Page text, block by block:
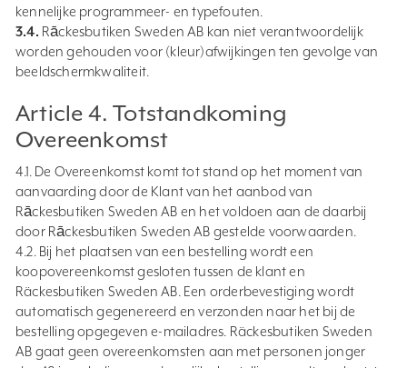
kennelijke programmeer- en typefouten.
3.4. Rāckesbutiken Sweden AB kan niet verantwoordelijk
worden gehouden voor (kleur)afwijkingen ten gevolge van
beeldschermkwaliteit.
Article 4. Totstandkoming
Overeenkomst
4.1. De Overeenkomst komt tot stand op het moment van
aanvaarding door de Klant van het aanbod van
Rāckesbutiken Sweden AB en het voldoen aan de daarbij
door Rāckesbutiken Sweden AB gestelde voorwaarden.
4.2. Bij het plaatsen van een bestelling wordt een
koopovereenkomst gesloten tussen de klant en
Räckesbutiken Sweden AB. Een orderbevestiging wordt
automatisch gegenereerd en verzonden naar het bij de
bestelling opgegeven e-mailadres. Räckesbutiken Sweden
AB gaat geen overeenkomsten aan met personen jonger